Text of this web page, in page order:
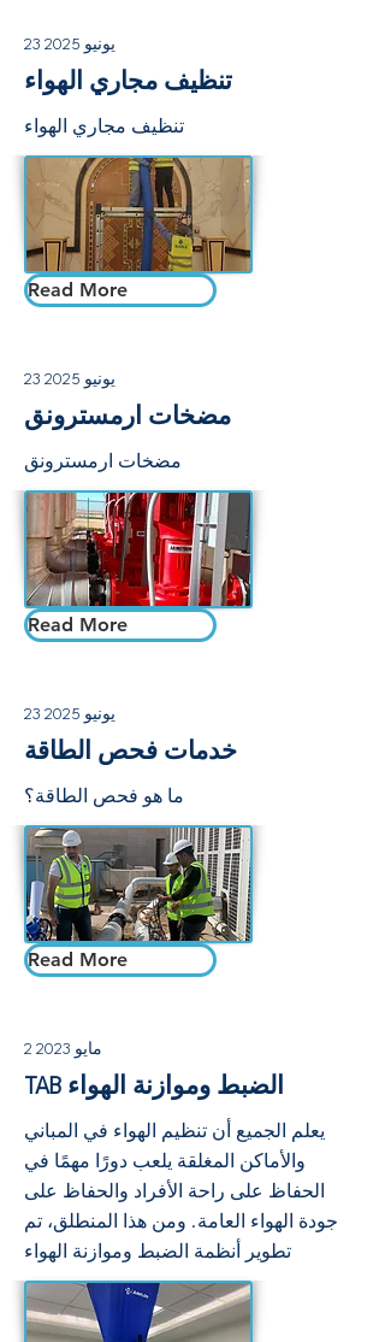
23 يونيو 2025
تنظیف مجاري الھواء
تنظیف مجاري الھواء
Read More
23 يونيو 2025
مضخات ارمسترونق
مضخات ارمسترونق
Read More
23 يونيو 2025
خدمات فحص الطاقة
ما هو فحص الطاقة؟
Read More
2 مايو 2023
TAB الضبط وموازنة الهواء
يعلم الجميع أن تنظيم الهواء في المباني
والأماكن المغلقة يلعب دورًا مهمًا في
الحفاظ على راحة الأفراد والحفاظ على
جودة الهواء العامة. ومن هذا المنطلق، تم
تطوير أنظمة الضبط وموازنة الهواء